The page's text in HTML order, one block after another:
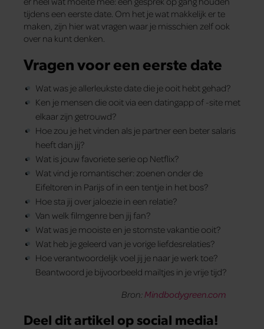
tijdens een eerste date. Om het je wat makkelijk er te
maken, zijn hier wat vragen waar je misschien zelf ook
over na kunt denken.
Vragen voor een eerste date
Wat was je allerleukste date die je ooit hebt gehad?
Ken je mensen die ooit via een datingapp of -site met
elkaar zijn getrouwd?
Hoe zou je het vinden als je partner een beter salaris
heeft dan jij?
Wat is jouw favoriete serie op Netflix?
Wat vind je romantischer: zoenen onder de
Eifeltoren in Parijs of in een tentje in het bos?
Hoe sta jij over jaloezie in een relatie?
Van welk filmgenre ben jij fan?
Wat was je mooiste en je stomste vakantie ooit?
Wat heb je geleerd van je vorige liefdesrelaties?
Hoe verantwoordelijk voel jij je naar je werk toe?
Beantwoord je bijvoorbeeld mailtjes in je vrije tijd?
Bron:Mindbodygreen.com
Deel dit artikel op social media!